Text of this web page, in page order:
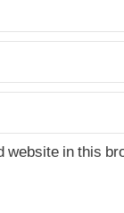
website in this